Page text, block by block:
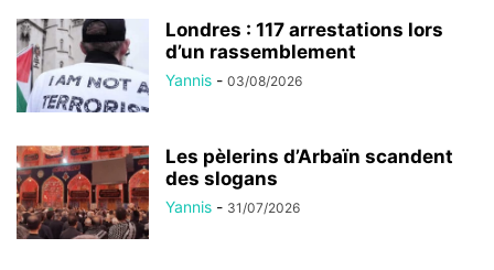
Londres : 117 arrestations lors
d’un rassemblement
Yannis - 03/08/2026
Les pèlerins d’Arbaïn scandent
des slogans
Yannis - 31/07/2026